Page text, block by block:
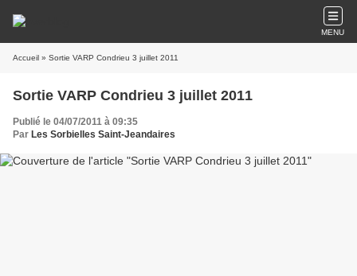
MENU
Accueil » Sortie VARP Condrieu 3 juillet 2011
Sortie VARP Condrieu 3 juillet 2011
Publié le 04/07/2011 à 09:35
Par Les Sorbielles Saint-Jeandaires